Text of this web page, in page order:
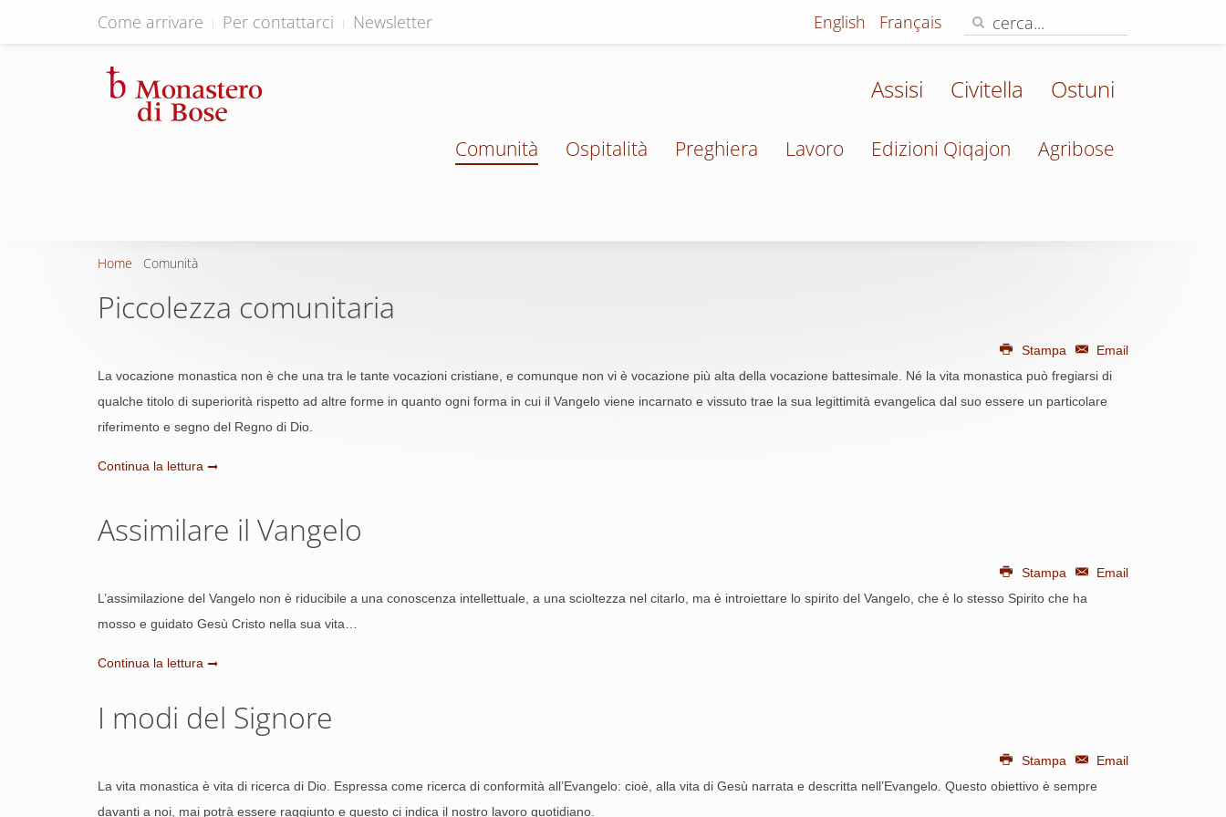
Come arrivare Per contattarci Newsletter English Français
Assisi Civitella Ostuni
Comunità Ospitalità Preghiera Lavoro Edizioni Qiqajon Agribose
Home Comunità
Piccolezza comunitaria
Stampa
Email
La vocazione monastica non è che una tra le tante vocazioni cristiane, e comunque non vi è vocazione più alta della vocazione battesimale. Né la vita monastica può fregiarsi di
qualche titolo di superiorità rispetto ad altre forme in quanto ogni forma in cui il Vangelo viene incarnato e vissuto trae la sua legittimità evangelica dal suo essere un particolare
riferimento e segno del Regno di Dio.
Continua la lettura
Assimilare il Vangelo
Stampa
Email
L’assimilazione del Vangelo non è riducibile a una conoscenza intellettuale, a una scioltezza nel citarlo, ma è introiettare lo spirito del Vangelo, che è lo stesso Spirito che ha
mosso e guidato Gesù Cristo nella sua vita…
Continua la lettura
I modi del Signore
Stampa
Email
La vita monastica è vita di ricerca di Dio. Espressa come ricerca di conformità all’Evangelo: cioè, alla vita di Gesù narrata e descritta nell’Evangelo. Questo obiettivo è sempre
davanti a noi, mai potrà essere raggiunto e questo ci indica il nostro lavoro quotidiano.